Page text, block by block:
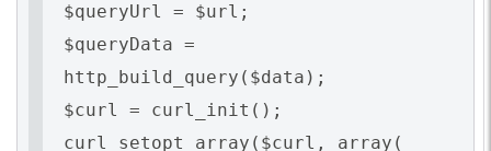
$queryUrl = $url;
$queryData =
http_build_query($data);
$curl = curl_init();
curl_setopt_array($curl, array(